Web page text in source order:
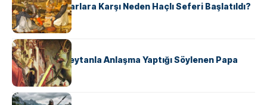
Avrupalı ​​Katharlara Karşı Neden Haçlı Seferi Başlatıldı?
KÜLTÜR
II. Silvester: Şeytanla Anlaşma Yaptığı Söylenen Papa
KÜLTÜR